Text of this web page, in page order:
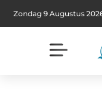
Zondag 9 Augustus